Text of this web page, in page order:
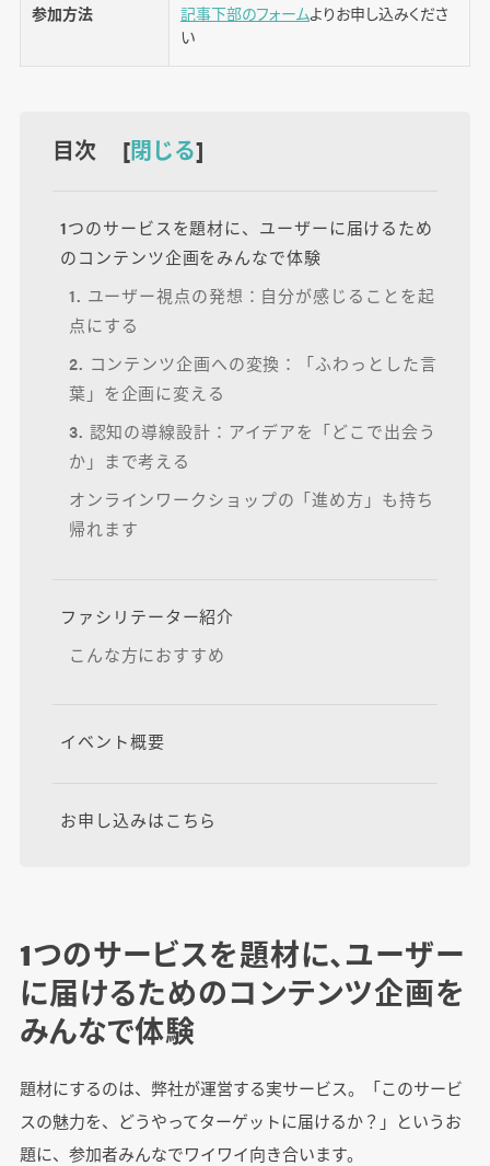
参加方法 記事下部のフォームよりお申し込みくださ
い
目次 [閉じる]
1つのサービスを題材に、ユーザーに届けるため
のコンテンツ企画をみんなで体験
1. ユーザー視点の発想：自分が感じることを起
点にする
2. コンテンツ企画への変換：「ふわっとした言
葉」を企画に変える
3. 認知の導線設計：アイデアを「どこで出会う
か」まで考える
オンラインワークショップの「進め方」も持ち
帰れます
ファシリテーター紹介
こんな方におすすめ
イベント概要
お申し込みはこちら
1つのサービスを題材に、ユーザー
に届けるためのコンテンツ企画を
みんなで体験
題材にするのは、弊社が運営する実サービス。「このサービ
スの魅力を、どうやってターゲットに届けるか？」というお
題に、参加者みんなでワイワイ向き合います。